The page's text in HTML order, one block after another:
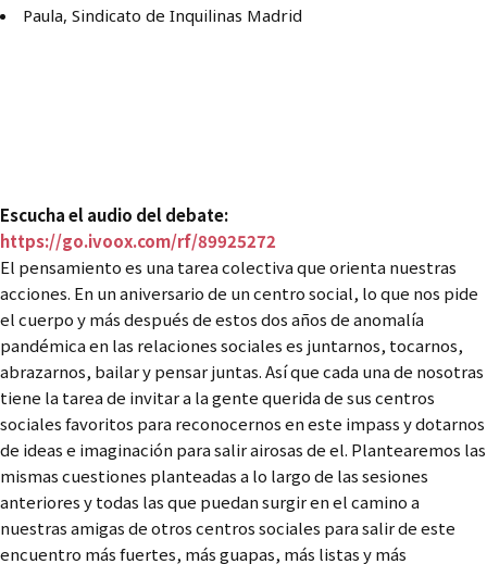
Paula, Sindicato de Inquilinas Madrid
Escucha el audio del debate:
https://go.ivoox.com/rf/89925272
El pensamiento es una tarea colectiva que orienta nuestras
acciones. En un aniversario de un centro social, lo que nos pide
el cuerpo y más después de estos dos años de anomalía
pandémica en las relaciones sociales es juntarnos, tocarnos,
abrazarnos, bailar y pensar juntas. Así que cada una de nosotras
tiene la tarea de invitar a la gente querida de sus centros
sociales favoritos para reconocernos en este impass y dotarnos
de ideas e imaginación para salir airosas de el. Plantearemos las
mismas cuestiones planteadas a lo largo de las sesiones
anteriores y todas las que puedan surgir en el camino a
nuestras amigas de otros centros sociales para salir de este
encuentro más fuertes, más guapas, más listas y más